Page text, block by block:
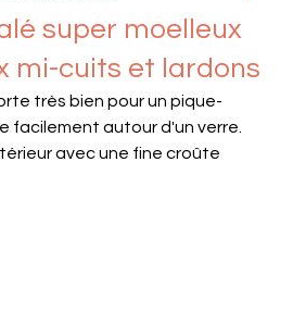
super moelleux
mi-cuits et lardons
très bien pour un pique-
facilement autour d'un verre.
avec une fine croûte